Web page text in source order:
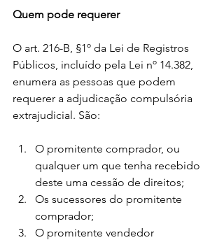
Quem pode requerer
O art. 216-B, §1º da Lei de Registros
Públicos, incluído pela Lei nº 14.382,
enumera as pessoas que podem
requerer a adjudicação compulsória
extrajudicial. São:
O promitente comprador, ou
qualquer um que tenha recebido
deste uma cessão de direitos;
Os sucessores do promitente
comprador;
O promitente vendedor